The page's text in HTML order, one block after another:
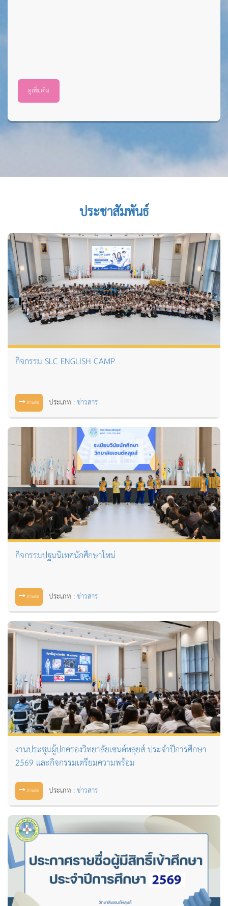
ดูเพิ่มเติม
ประชาสัมพันธ์
กิจกรรม SLC ENGLISH CAMP
อ่านต่อ ประเภท :ข่าวสาร
กิจกรรมปฐมนิเทศนักศึกษาใหม่
อ่านต่อ ประเภท :ข่าวสาร
งานประชุมผู้ปกครองวิทยาลัยเซนต์หลุยส์ ประจำปีการศึกษา
2569 และกิจกรรมเตรียมความพร้อม
อ่านต่อ ประเภท :ข่าวสาร